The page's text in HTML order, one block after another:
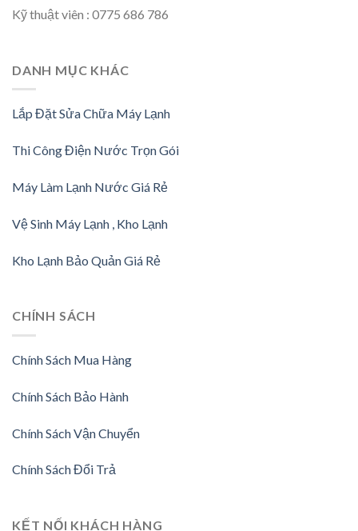
Kỹ thuật viên : 0775 686 786
DANH MỤC KHÁC
Lắp Đặt Sửa Chữa Máy Lạnh
Thi Công Điện Nước Trọn Gói
Máy Làm Lạnh Nước Giá Rẻ
Vệ Sinh Máy Lạnh , Kho Lạnh
Kho Lạnh Bảo Quản Giá Rẻ
CHÍNH SÁCH
Chính Sách Mua Hàng
Chính Sách Bảo Hành
Chính Sách Vận Chuyển
Chính Sách Đổi Trả
KẾT NỐI KHÁCH HÀNG